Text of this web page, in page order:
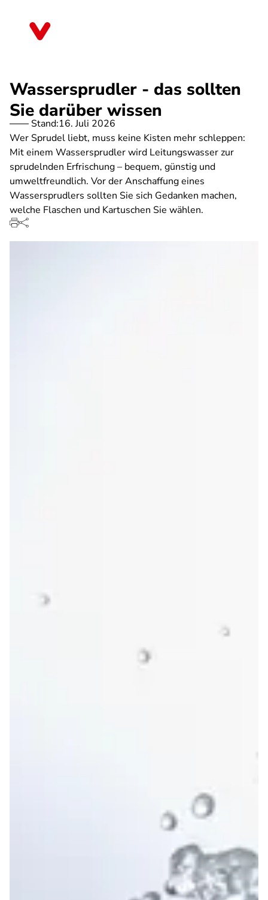
Wassersprudler - das sollten
Sie darüber wissen
Stand:16. Juli 2026
Wer Sprudel liebt, muss keine Kisten mehr schleppen:
Mit einem Wassersprudler wird Leitungswasser zur
sprudelnden Erfrischung – bequem, günstig und
umweltfreundlich. Vor der Anschaffung eines
Wassersprudlers sollten Sie sich Gedanken machen,
welche Flaschen und Kartuschen Sie wählen.